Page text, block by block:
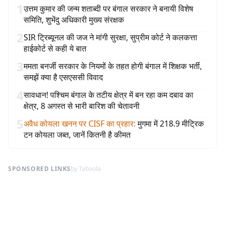
1उत्तम कुमार की जन्म शताब्दी पर बंगाल सरकार ने बनायी विशेष
समिति, शुभेंदु अधिकारी मुख्य संरक्षक
2SIR ट्रिब्यूनल की जज ने मांगी सुरक्षा, सुप्रीम कोर्ट ने कलकत्ता
हाईकोर्ट से कही ये बात
3ममता बनर्जी सरकार के नियमों के तहत होगी बंगाल में शिक्षक भर्ती,
समझें क्या है एसएससी विवाद
4सावधान! पश्चिम बंगाल के तटीय क्षेत्र में बन रहा कम दबाव का
क्षेत्र, 8 अगस्त से भारी बारिश की चेतावनी
5अवैध कोयला खनन पर CISF का प्रहार: मुगमा में 218.9 मीट्रिक
टन कोयला जब्त, जानें कितनी है कीमत
SPONSORED LINKSby Taboola